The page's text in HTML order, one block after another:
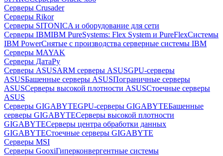
Серверы Crusader
Серверы Rikor
Серверы SITONICA и оборудование для сети
Серверы IBMIBM PureSystems: Flex System и PureFlexСистемы
IBM PowerСнятые с производства серверные системы IBM
Серверы MAYAK
Серверы ДатаРу
Серверы ASUSARM серверы ASUSGPU-серверы
ASUSБашенные серверы ASUSПограничные серверы
ASUSСерверы высокой плотности ASUSСтоечные серверы
ASUS
Серверы GIGABYTEGPU-серверы GIGABYTEБашенные
серверы GIGABYTEСерверы высокой плотности
GIGABYTEСерверы центра обработки данных
GIGABYTEСтоечные серверы GIGABYTE
Серверы MSI
Серверы GooxiГиперконвергентные системы